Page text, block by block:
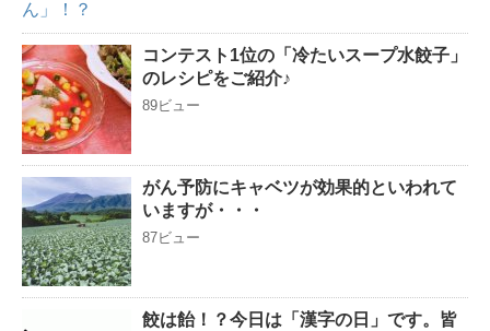
コンテスト1位の「冷たいスープ水餃子」
のレシピをご紹介♪
89ビュー
がん予防にキャベツが効果的といわれて
いますが・・・
87ビュー
餃は飴！？今日は「漢字の日」です。皆